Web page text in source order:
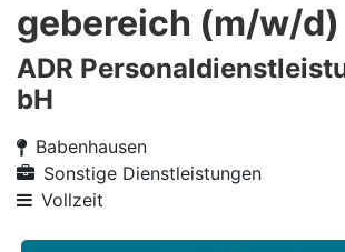
gebereich (m/w/d)
ADR
bH
Babenhausen
Sonstige Dienstleistungen
Vollzeit